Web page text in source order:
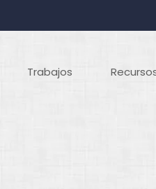
Trabajos